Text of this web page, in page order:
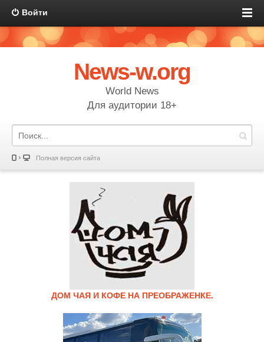
Войти
News-w.org
World News
Для аудитории 18+
Полная версия сайта
ДОМ ЧАЯ И КОФЕ НА ПРЕОБРАЖЕНКЕ.